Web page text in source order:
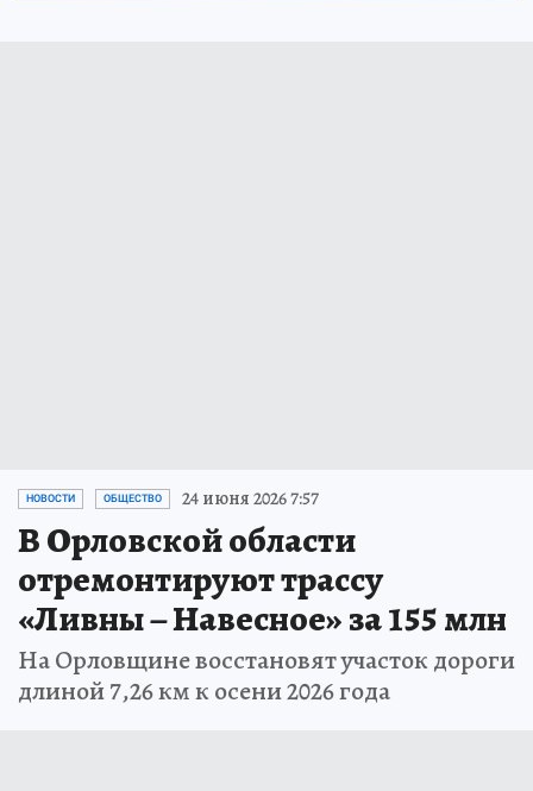
НОВОСТИ ОБЩЕСТВО 24 июня 2026 7:57
В Орловской области
отремонтируют трассу
«Ливны – Навесное» за 155 млн
На Орловщине восстановят участок дороги
длиной 7,26 км к осени 2026 года